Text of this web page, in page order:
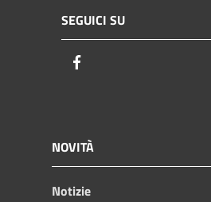
SEGUICI SU
NOVITÀ
Notizie